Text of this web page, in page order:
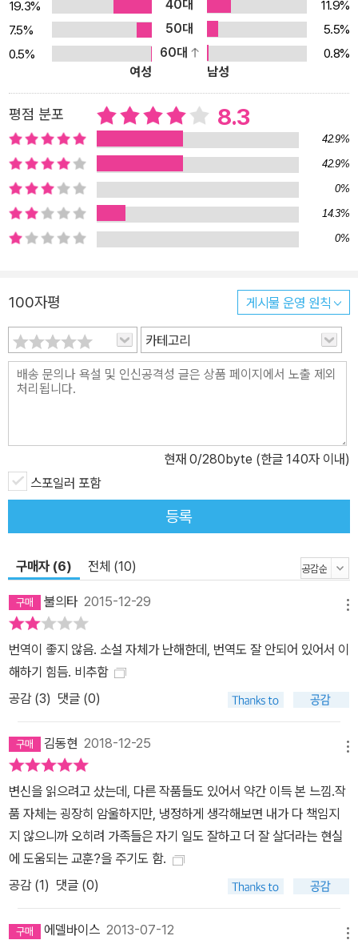
권장 도서 100권 ■ 연세대학교 권장 도서 200권
19.3% 40대
11.9%
7.5%
50대
5.5%
0.5%
60대
0.8%
여성
남성
평점 분포 8.3
42.9%
42.9%
0%
14.3%
0%
100자평 게시물 운영 원칙
카테고리
현재 0/280byte (한글 140자 이내)
스포일러 포함
등록
구매자 (6) 전체 (10)
불의타2015-12-29
번역이 좋지 않음. 소설 자체가 난해한데, 번역도 잘 안되어 있어서 이
해하기 힘듬. 비추함
공감 (3) 댓글 (0)
김동현 2018-12-25
변신을 읽으려고 샀는데, 다른 작품들도 있어서 약간 이득 본 느낌.작
품 자체는 굉장히 암울하지만, 냉정하게 생각해보면 내가 다 책임지
지 않으니까 오히려 가족들은 자기 일도 잘하고 더 잘 살더라는 현실
에 도움되는 교훈?을 주기도 함.
공감 (1) 댓글 (0)
에델바이스 2013-07-12